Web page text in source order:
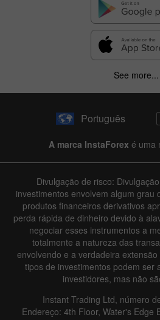
See more...
Português
A marca InstaForex é uma
Divulgação de risco:
investimentos envolvem algum grau
produtos financeiros derivativos
perda rápida de dinheiro devido à
negociar esses instrumentos a
totalmente a natureza das
envolvendo e a verdadeira
tipos de investimentos podem ser
investidores, mas não
Instant Trading Ltd, número
Endereço: 4th Floor, Water's Edge